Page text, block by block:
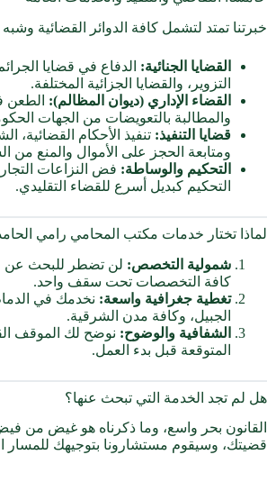
خبرتنا تمتد لتشمل كافة الدوائر القضائية وشبه
القضايا الجنائية: الدفاع في قضايا
التزوير، والقضايا الجزائية المختلفة.
القضاء الإداري (ديوان المظالم): الطعن
والمطالبة بالتعويضات من الجهات
قضايا التنفيذ: تنفيذ الأحكام القضائية،
ومتابعة الحجز على الأموال والمنع من
التحكيم والوساطة: فض النزاعات
التحكيم كبديل أسرع للقضاء التقليدي.
لماذا تختار خدمات مكتب المحامي رامي
شمولية التخصص: لن تضطر للبحث عن
كافة التخصصات تحت سقف واحد.
تغطية جغرافية واسعة: نخدمك في
الجبيل، وكافة مدن الشرقية.
الشفافية والوضوح: نوضح لك الموقف
المتوقعة قبل بدء العمل.
هل لم تجد الخدمة التي تبحث عنها؟
القانون بحر واسع، وما ذكرناه هو غيض من
قضيتك، وسيقوم مستشارونا بتوجيهك للمسار